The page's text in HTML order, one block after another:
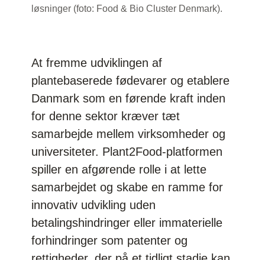
løsninger (foto: Food & Bio Cluster Denmark).
At fremme udviklingen af
plantebaserede fødevarer og etablere
Danmark som en førende kraft inden
for denne sektor kræver tæt
samarbejde mellem virksomheder og
universiteter. Plant2Food-platformen
spiller en afgørende rolle i at lette
samarbejdet og skabe en ramme for
innovativ udvikling uden
betalingshindringer eller immaterielle
forhindringer som patenter og